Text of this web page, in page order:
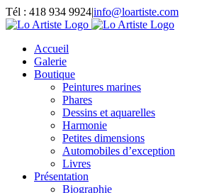
Passer
au
Tél : 418 934 9924|info@loartiste.com
Facebook
Instagram
Email
Pinterest
YouTube
Accueil
Galerie
Boutique
Peintures marines
Phares
Dessins et aquarelles
Harmonie
Petites dimensions
Automobiles d’exception
Livres
Présentation
Biographie